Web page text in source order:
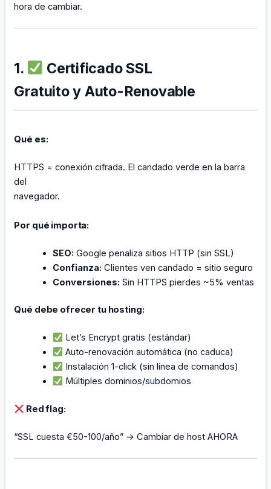
hora de cambiar.
1.
Certificado SSL
Gratuito y Auto-Renovable
Qué es:
HTTPS = conexión cifrada. El candado verde en la barra
del
navegador.
Por qué importa:
SEO: Google penaliza sitios HTTP (sin SSL)
Confianza: Clientes ven candado = sitio seguro
Conversiones: Sin HTTPS pierdes ~5% ventas
Qué debe ofrecer tu hosting:
Let’s Encrypt gratis (estándar)
Auto-renovación automática (no caduca)
Instalación 1-click (sin línea de comandos)
Múltiples dominios/subdomios
Red flag:
“SSL cuesta €50-100/año” → Cambiar de host AHORA